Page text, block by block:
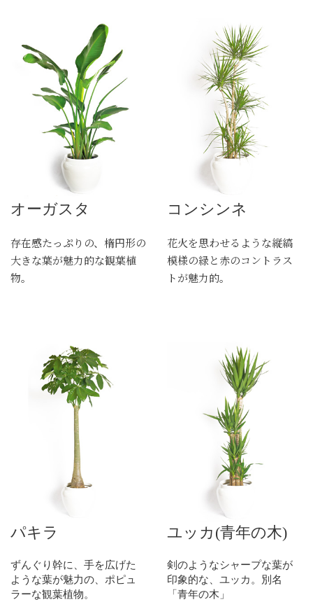
オーガスタ
存在感たっぷりの、楕円形の
大きな葉が魅力的な観葉植
物。
コンシンネ
花火を思わせるような縦縞
模様の緑と赤のコントラス
トが魅力的。
パキラ
ずんぐり幹に、手を広げた
ような葉が魅力の、ポピュ
ラーな観葉植物。
ユッカ(青年の木)
剣のようなシャープな葉が
印象的な、ユッカ。別名
「青年の木」